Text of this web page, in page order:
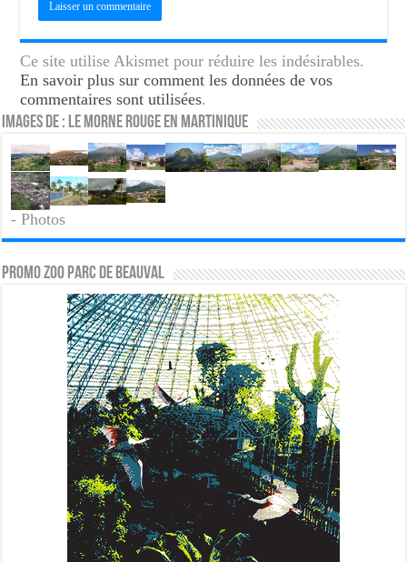
Ce site utilise Akismet pour réduire les indésirables.
En savoir plus sur comment les données de vos
commentaires sont utilisées.
Images de : Le Morne Rouge en Martinique
- Photos
PROMO ZOO PARC DE BEAUVAL